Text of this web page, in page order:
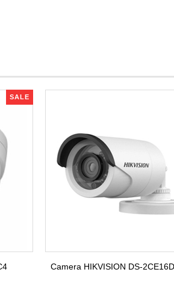
SALE
Camera HIKVISION DS-